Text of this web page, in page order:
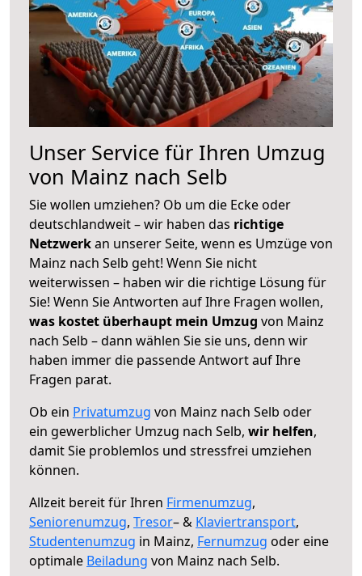
Unser Service für Ihren Umzug
von Mainz nach Selb
Sie wollen umziehen? Ob um die Ecke oder
deutschlandweit – wir haben das richtige
Netzwerkan unserer Seite, wenn es Umzüge von
Mainz nach Selb geht! Wenn Sie nicht
weiterwissen – haben wir die richtige Lösung für
Sie! Wenn Sie Antworten auf Ihre Fragen wollen,
was kostet überhaupt mein Umzug von Mainz
nach Selb – dann wählen Sie sie uns, denn wir
haben immer die passende Antwort auf Ihre
Fragen parat.
Ob ein Privatumzug von Mainz nach Selb oder
ein gewerblicher Umzug nach Selb, wir helfen,
damit Sie problemlos und stressfrei umziehen
können.
Allzeit bereit für Ihren Firmenumzug,
Seniorenumzug, Tresor– & Klaviertransport,
Studentenumzug in Mainz, Fernumzug oder eine
optimale Beiladung von Mainz nach Selb.